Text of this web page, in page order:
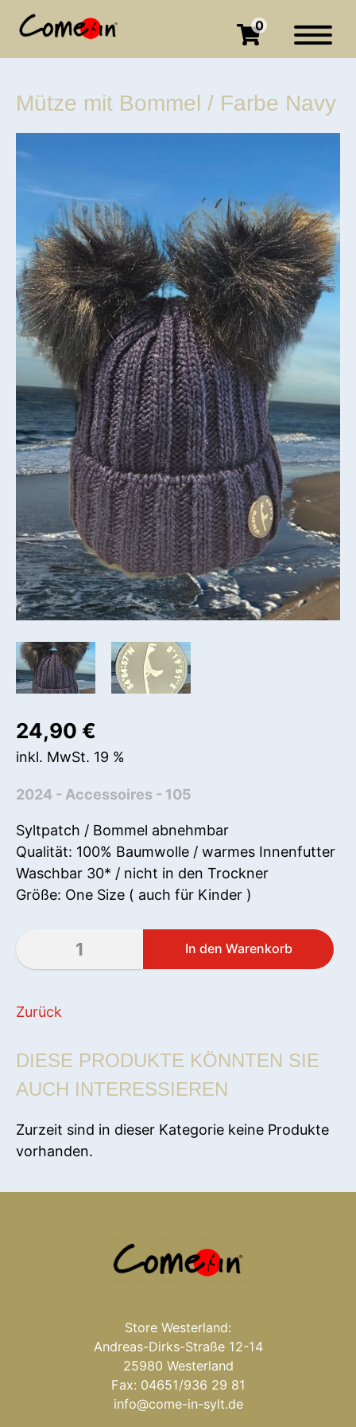
0
Mütze mit Bommel / Farbe Navy
24,90 €
inkl. MwSt. 19 %
2024 - Accessoires - 105
Syltpatch / Bommel abnehmbar
Qualität: 100% Baumwolle / warmes Innenfutter
Waschbar 30* / nicht in den Trockner
Größe: One Size ( auch für Kinder )
Zurück
DIESE PRODUKTE KÖNNTEN SIE
AUCH INTERESSIEREN
Zurzeit sind in dieser Kategorie keine Produkte
vorhanden.
Store Westerland:
Andreas-Dirks-Straße 12-14
25980 Westerland
Fax: 04651/936 29 81
info@come-in-sylt.de